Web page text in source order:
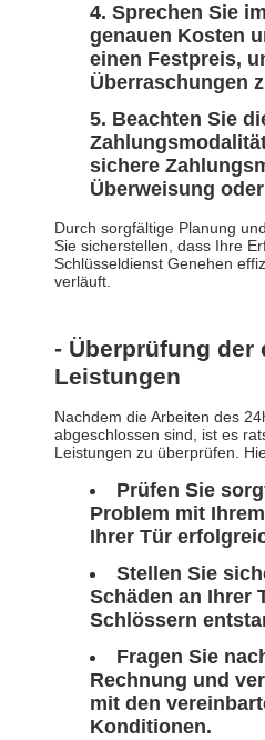
Sprechen Sie
genauen Kosten
einen Festpreis,
Überraschungen
Beachten Sie
sichere
Überweisung
Durch sorgfältige Planung
Sie sicherstellen, dass Ihre
Schlüsseldienst Genehen
verläuft.
- Überprüfung der
Leistungen
Nachdem die Arbeiten des
abgeschlossen sind, ist es
Leistungen zu überprüfen.
Prüfen Sie
Problem mit
Ihrer Tür
Stellen Sie
Schäden an Ihrer
Schlössern
Fragen Sie
Rechnung und
mit den
Konditionen.